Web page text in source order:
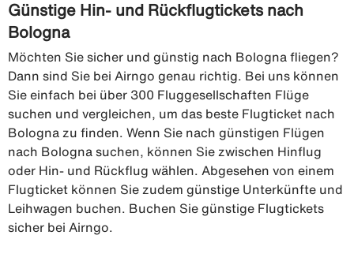
Günstige Hin- und Rückflugtickets nach
Bologna
Möchten Sie sicher und günstig nach Bologna fliegen?
Dann sind Sie bei Airngo genau richtig. Bei uns können
Sie einfach bei über 300 Fluggesellschaften Flüge
suchen und vergleichen, um das beste Flugticket nach
Bologna zu finden. Wenn Sie nach günstigen Flügen
nach Bologna suchen, können Sie zwischen Hinflug
oder Hin- und Rückflug wählen. Abgesehen von einem
Flugticket können Sie zudem günstige Unterkünfte und
Leihwagen buchen. Buchen Sie günstige Flugtickets
sicher bei Airngo.